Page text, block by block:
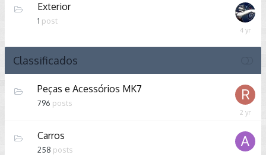
2024
Exterior
1 post
August
Classificados
Peças e Acessórios MK7
796 posts
April
2024
Carros
258 posts